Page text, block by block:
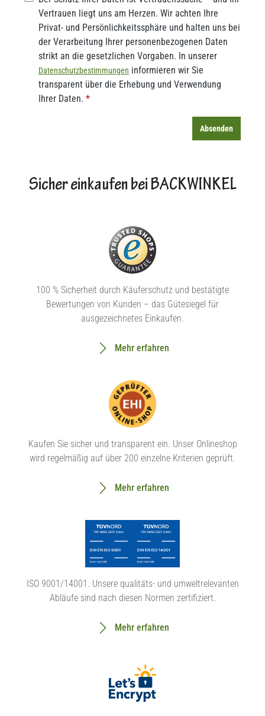
Vertrauen liegt uns am Herzen. Wir achten Ihre
Privat- und Persönlichkeitssphäre und halten uns bei
der Verarbeitung Ihrer personenbezogenen Daten
strikt an die gesetzlichen Vorgaben. In unserer
Datenschutzbestimmungen informieren wir Sie
transparent über die Erhebung und Verwendung
Ihrer Daten. *
Absenden
Sicher einkaufen bei BACKWINKEL
100 % Sicherheit durch Käuferschutz und bestätigte
Bewertungen von Kunden – das Gütesiegel für
ausgezeichnetes Einkaufen.
Mehr erfahren
Kaufen Sie sicher und transparent ein. Unser Onlineshop
wird regelmäßig auf über 200 einzelne Kriterien geprüft.
Mehr erfahren
ISO 9001/14001. Unsere qualitäts- und umweltrelevanten
Abläufe sind nach diesen Normen zertifiziert.
Mehr erfahren